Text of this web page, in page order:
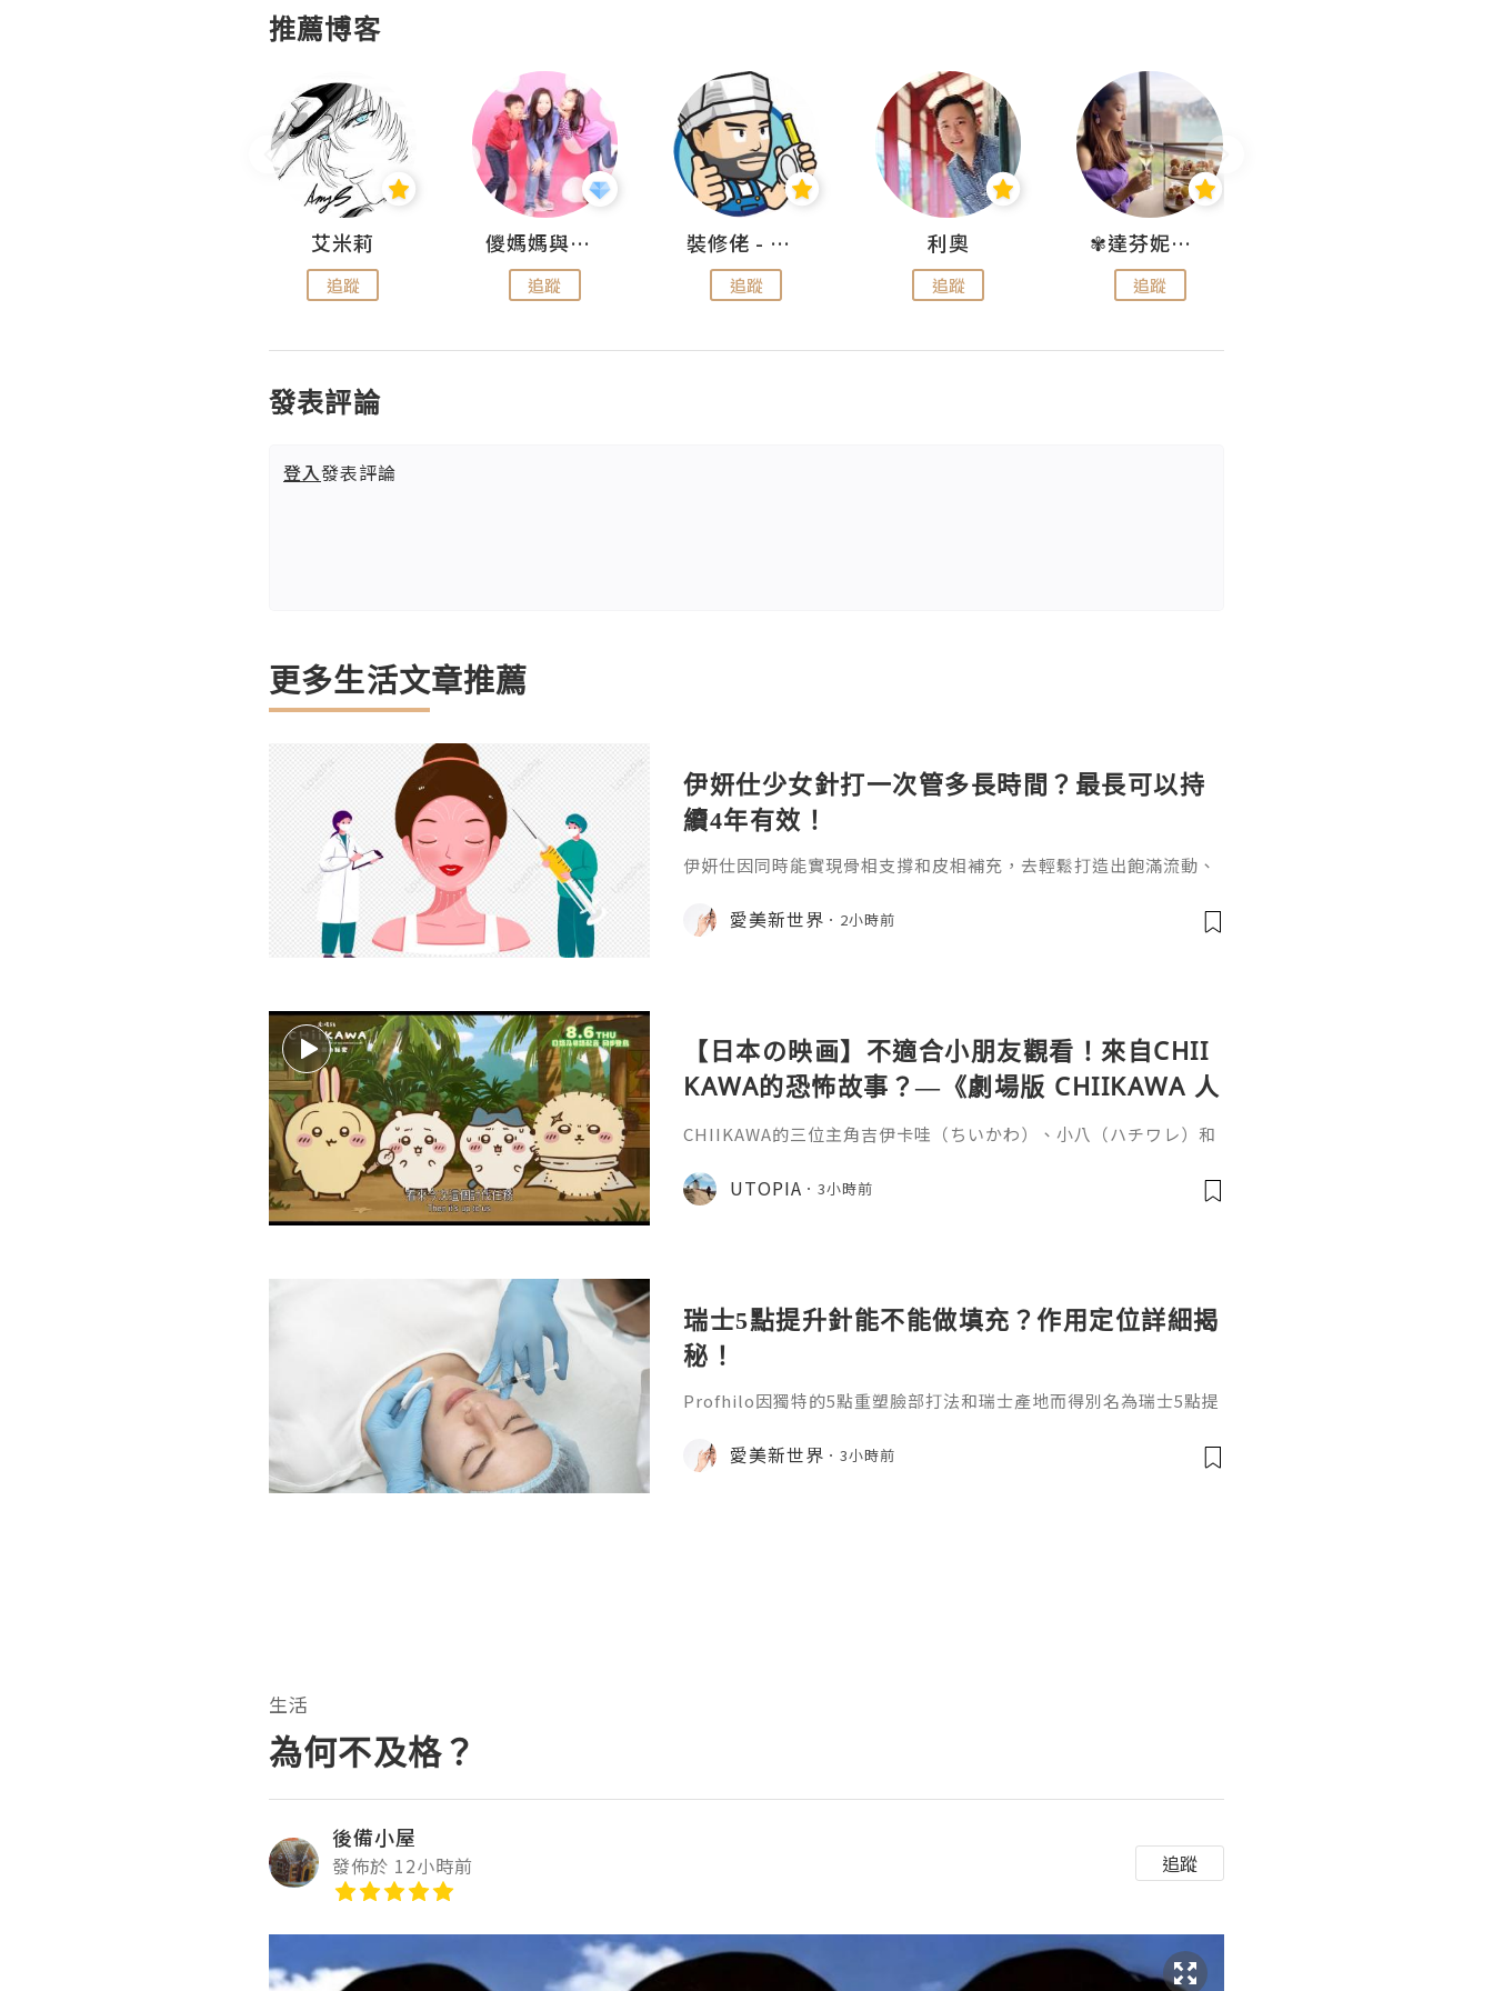
推薦博客
艾米莉
追蹤
儍媽媽與兩隻小魔怪之家
追蹤
裝修佬 - 香港一站式網上裝修平台
追蹤
利奧
追蹤
✾達芬妮•愛孩子•愛生活✾
追蹤
發表評論
登入發表評論
更多生活文章推薦
伊妍仕少女針打一次管多長時間？最長可以持
續4年有效！
伊妍仕因同時能實現骨相支撐和皮相補充，去輕鬆打造出飽滿流動、
非永久，伊妍仕少女針打一次管多長時間？這個問題要從它的核心成
分邏輯和不同劑型的差異說起。1.區別於普通玻尿酸的長效再生邏輯
愛美新世界 2小時前
【日本の映画】不適合小朋友觀看！來自CHII
KAWA的恐怖故事？—《劇場版 CHIIKAWA 人
魚島的秘密》
CHIIKAWA的三位主角吉伊卡哇（ちいかわ）、小八（ハチワレ）和
關？《劇場版 CHIIKAWA 人魚島的秘密》（映画ちいかわ 人魚の
島のひみつ）講述兔兔在草地上休息的時候，突然收到一張傳單，邀
UTOPIA 3小時前
瑞士5點提升針能不能做填充？作用定位詳細揭
秘！
Profhilo因獨特的5點重塑臉部打法和瑞士產地而得別名為瑞士5點提
麼？它有什麼效果？瑞士5點提升針有填充效果嗎？結合它的產品定
位就能得到清晰的答案。1.生物重塑的獨特作用邏輯瑞士5點提升針是
愛美新世界 3小時前
生活
為何不及格？
後備小屋
發佈於 12小時前 追蹤